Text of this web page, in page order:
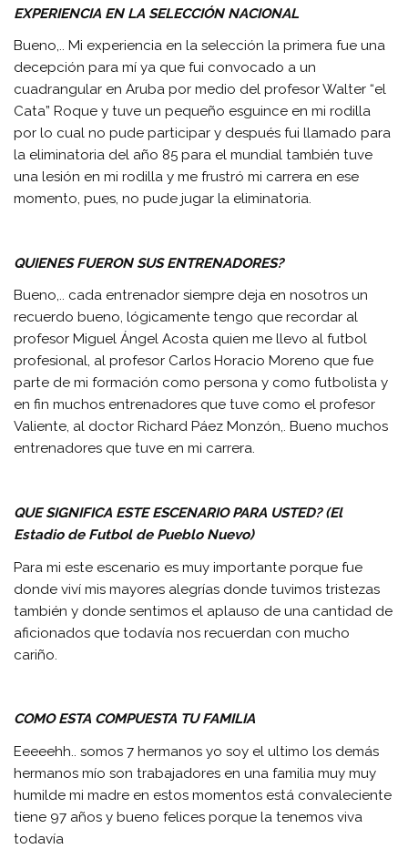
EXPERIENCIA EN LA SELECCIÓN NACIONAL
Bueno,.. Mi experiencia en la selección la primera fue una
decepción para mí ya que fui convocado a un
cuadrangular en Aruba por medio del profesor Walter “el
Cata” Roque y tuve un pequeño esguince en mi rodilla
por lo cual no pude participar y después fui llamado para
la eliminatoria del año 85 para el mundial también tuve
una lesión en mi rodilla y me frustró mi carrera en ese
momento, pues, no pude jugar la eliminatoria.
QUIENES FUERON SUS ENTRENADORES?
Bueno,.. cada entrenador siempre deja en nosotros un
recuerdo bueno, lógicamente tengo que recordar al
profesor Miguel Ángel Acosta quien me llevo al futbol
profesional, al profesor Carlos Horacio Moreno que fue
parte de mi formación como persona y como futbolista y
en fin muchos entrenadores que tuve como el profesor
Valiente, al doctor Richard Páez Monzón,. Bueno muchos
entrenadores que tuve en mi carrera.
QUE SIGNIFICA ESTE ESCENARIO PARA USTED? (El
Estadio de Futbol de Pueblo Nuevo)
Para mi este escenario es muy importante porque fue
donde viví mis mayores alegrías donde tuvimos tristezas
también y donde sentimos el aplauso de una cantidad de
aficionados que todavía nos recuerdan con mucho
cariño.
COMO ESTA COMPUESTA TU FAMILIA
Eeeeehh.. somos 7 hermanos yo soy el ultimo los demás
hermanos mío son trabajadores en una familia muy muy
humilde mi madre en estos momentos está convaleciente
tiene 97 años y bueno felices porque la tenemos viva
todavía